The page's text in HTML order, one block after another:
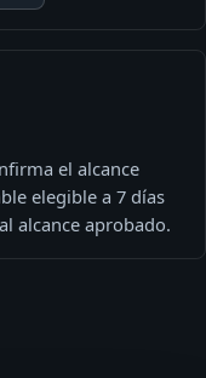
el alcance
elegible a 7 días
alcance aprobado.